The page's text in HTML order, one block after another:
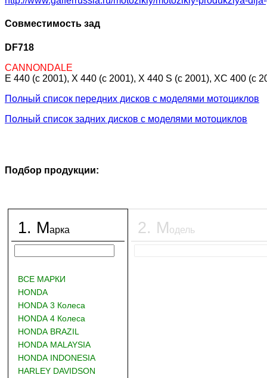
Совместимость зад
DF718
CANNONDALE
E 440 (c 2001), X 440 (c 2001), X 440 S (c 2001), XC 400 (c
Полный список передних дисков с моделями мотоциклов
Полный список задних дисков с моделями мотоциклов
Подбор продукции:
1. Марка
ВСЕ МАРКИ
HONDA
HONDA 3 Колеса
HONDA 4 Колеса
HONDA BRAZIL
HONDA MALAYSIA
HONDA INDONESIA
HARLEY DAVIDSON
2. Модель